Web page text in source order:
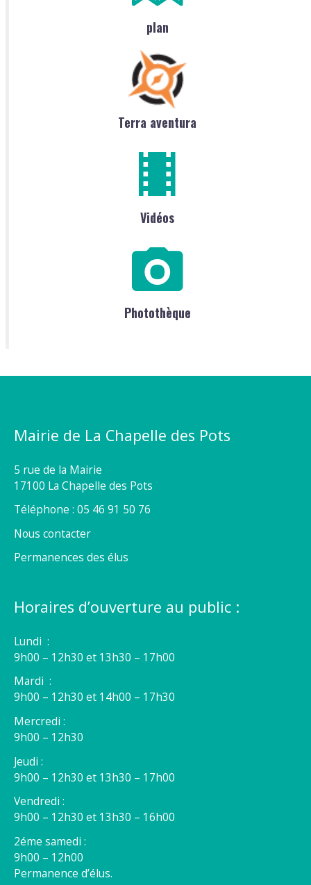
plan
Terra aventura
Vidéos
Photothèque
Mairie de La Chapelle des Pots
5 rue de la Mairie
17100 La Chapelle des Pots
Téléphone : 05 46 91 50 76
Nous contacter
Permanences des élus
Horaires d’ouverture au public :
Lundi :
9h00 – 12h30 et 13h30 – 17h00
Mardi :
9h00 – 12h30 et 14h00 – 17h30
Mercredi :
9h00 – 12h30
Jeudi :
9h00 – 12h30 et 13h30 – 17h00
Vendredi :
9h00 – 12h30 et 13h30 – 16h00
2éme samedi :
9h00 – 12h00
Permanence d’élus.